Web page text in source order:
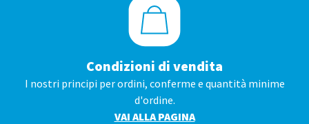
Condizioni di vendita
I nostri principi per ordini, conferme e quantità minime
d'ordine.
VAI ALLA PAGINA